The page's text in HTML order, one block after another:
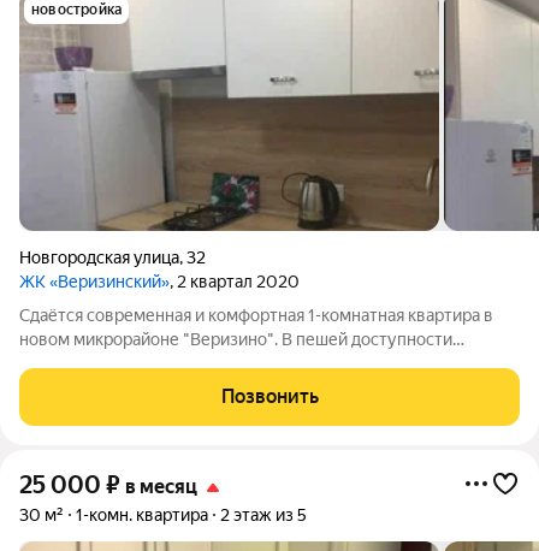
новостройка
Новгородская улица,32
ЖК «Веризинский», 2 квартал 2020
Сдаётся современная и комфортная 1-комнатная квартира в
новом микрорайоне "Веризино". В пешей доступности
города. Новый ремонт, новая мебель и встроенная
современная техника (телевизор на
Позвонить
25 000 ₽ в месяц
30 м² 1-комн. квартира 2 этаж из 5